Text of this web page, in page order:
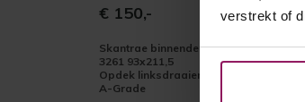
verstrekt of
€ 150,-
Skantrae binnendeur SKS
3261 93x211,5
Opdek linksdraaiend
A-Grade